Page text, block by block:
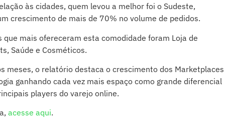
às cidades, quem levou a melhor foi o Sudeste,
crescimento de mais de 70% no volume de pedidos.
mais ofereceram esta comodidade foram Loja de
Saúde e Cosméticos.
meses, o relatório destaca o crescimento dos Marketplaces
ganhando cada vez mais espaço como grande diferencial
players do varejo online.
acesse aqui.